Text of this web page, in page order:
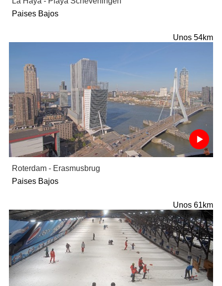
Paises Bajos
Unos 54km
Roterdam - Erasmusbrug
Paises Bajos
Unos 61km